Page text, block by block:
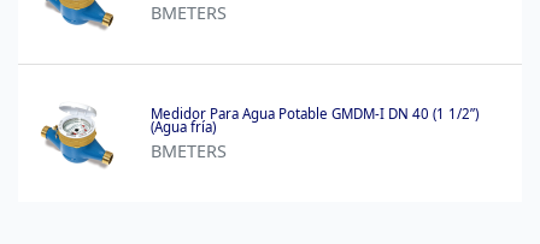
BMETERS
Medidor Para Agua Potable GMDM-I DN 40 (1 1/2”)
(Agua fría)
BMETERS